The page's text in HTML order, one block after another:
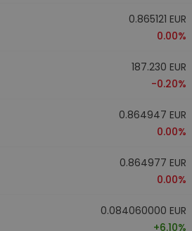
0.865121 EUR
0.00%
187.230 EUR
-0.20%
0.864947 EUR
0.00%
0.864977 EUR
0.00%
0.084060000 EUR
+6.10%